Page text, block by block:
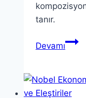
tanır.
DevamıRenk